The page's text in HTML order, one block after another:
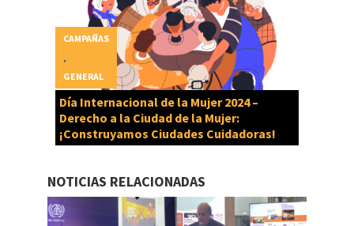
Día Internacional de la Mujer 2024 –
Derecho a la Ciudad de la Mujer:
¡Construyamos Ciudades Cuidadoras!
CAMPAÑAS
GENERAL
NOTICIAS RELACIONADAS